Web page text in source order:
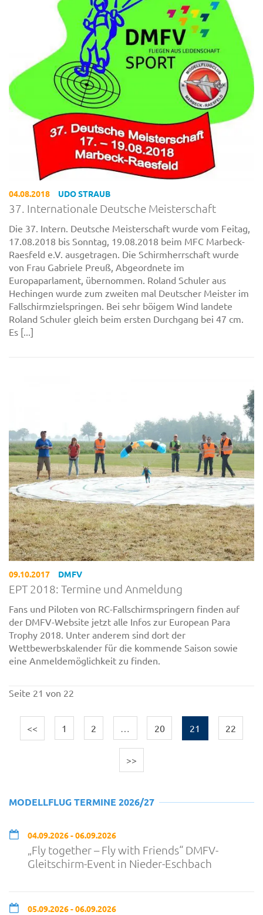
04.08.2018 UDO STRAUB
37. Internationale Deutsche Meisterschaft
Die 37. Intern. Deutsche Meisterschaft wurde vom Feitag,
17.08.2018 bis Sonntag, 19.08.2018 beim MFC Marbeck-
Raesfeld e.V. ausgetragen. Die Schirmherrschaft wurde
von Frau Gabriele Preuß, Abgeordnete im
Europaparlament, übernommen. Roland Schuler aus
Hechingen wurde zum zweiten mal Deutscher Meister im
Fallschirmzielspringen. Bei sehr böigem Wind landete
Roland Schuler gleich beim ersten Durchgang bei 47 cm.
Es [...]
09.10.2017 DMFV
EPT 2018: Termine und Anmeldung
Fans und Piloten von RC-Fallschirmspringern finden auf
der DMFV-Website jetzt alle Infos zur European Para
Trophy 2018. Unter anderem sind dort der
Wettbewerbskalender für die kommende Saison sowie
eine Anmeldemöglichkeit zu finden.
Seite 21 von 22
<< 1 2 … 20 21 22
>>
MODELLFLUG TERMINE 2026/27
04.09.2026 - 06.09.2026
„Fly together – Fly with Friends“ DMFV-
Gleitschirm-Event in Nieder-Eschbach
05.09.2026 - 06.09.2026